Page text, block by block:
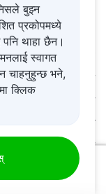
तैँले अभ्यास गर्दा,
जे चाहनुहुन्छ
तेरा सबै सोचहरू, र
परमेश्‍वरको
आवश्यक सर्तहरू
साथ थाहा
बुझ्न
प्रकोपमध्ये
थाहा छैन।
स्वागत
चाहनुहुन्छ भने,
क्लिक